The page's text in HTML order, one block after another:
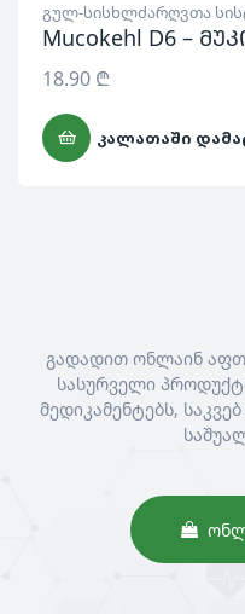
გულ-სისხლძარღვთა
Mucokehl D6 –
18.90 ₾
ᲙᲐᲚᲐᲗᲐᲨᲘ
გადადით ონლაინ
სასურველი
მედიკამენტებს,